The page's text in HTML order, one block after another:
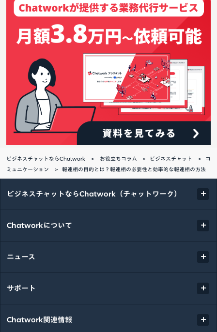
ビジネスチャットならChatwork お役立ちコラム ビジネスチャット
コ
ミュニケーション
報連相の目的とは？報連相の必要性と効率的な報連相の方法
ビジネスチャットならChatwork（チャットワーク）
Chatworkについて
ニュース
サポート
Chatwork関連情報